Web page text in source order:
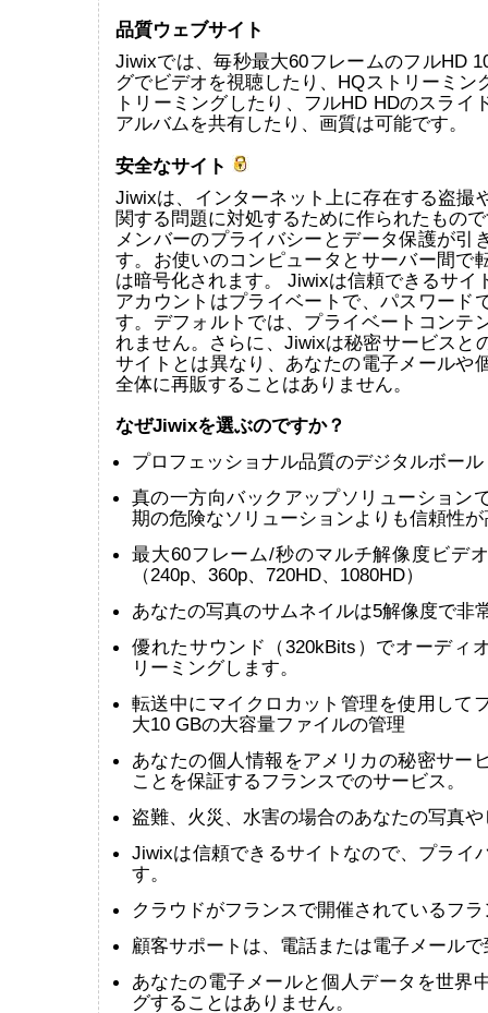
品質ウェブサイト
Jiwixでは、毎秒最大60フレームのフルHD
グでビデオを視聴したり、HQストリーミン
トリーミングしたり、フルHD HDのスライ
アルバムを共有したり、画質は可能です。
安全なサイト
Jiwixは、インターネット上に存在する盗撮
関する問題に対処するために作られたもの
メンバーのプライバシーとデータ保護が引
す。お使いのコンピュータとサーバー間で
は暗号化されます。 Jiwixは信頼できるサイ
アカウントはプライベートで、パスワード
す。デフォルトでは、プライベートコンテ
れません。さらに、Jiwixは秘密サービスと
サイトとは異なり、あなたの電子メールや
全体に再販することはありません。
なぜJiwixを選ぶのですか？
プロフェッショナル品質のデジタルボール
真の一方向バックアップソリューション
期の危険なソリューションよりも信頼性
最大60フレーム/秒のマルチ解像度ビデ
（240p、360p、720HD、1080HD）
あなたの写真のサムネイルは5解像度で非
優れたサウンド（320kBits）でオーディ
リーミングします。
転送中にマイクロカット管理を使用して
大10 GBの大容量ファイルの管理
あなたの個人情報をアメリカの秘密サー
ことを保証するフランスでのサービス。
盗難、火災、水害の場合のあなたの写真
Jiwixは信頼できるサイトなので、プライ
す。
クラウドがフランスで開催されているフ
顧客サポートは、電話または電子メール
あなたの電子メールと個人データを世界
グすることはありません。